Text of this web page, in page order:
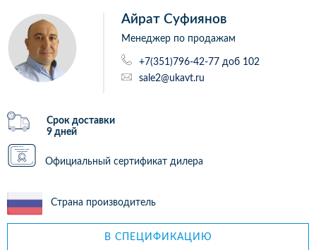
Айрат Суфиянов
Менеджер по продажам
+7(351)796-42-77 доб 102
sale2@ukavt.ru
Срок доставки
9 дней
Официальный сертификат дилера
Страна производитель
В СПЕЦИФИКАЦИЮ